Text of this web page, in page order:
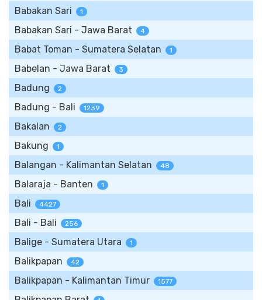
Babakan Sari 1
Babakan Sari - Jawa Barat 4
Babat Toman - Sumatera Selatan 1
Babelan - Jawa Barat 3
Badung 2
Badung - Bali 1239
Bakalan 2
Bakung 1
Balangan - Kalimantan Selatan 48
Balaraja - Banten 1
Bali 4427
Bali - Bali 256
Balige - Sumatera Utara 1
Balikpapan 42
Balikpapan - Kalimantan Timur 1577